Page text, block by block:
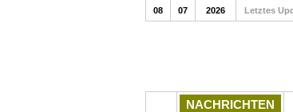
NACHRICHTEN
08 07 2026 Letztes